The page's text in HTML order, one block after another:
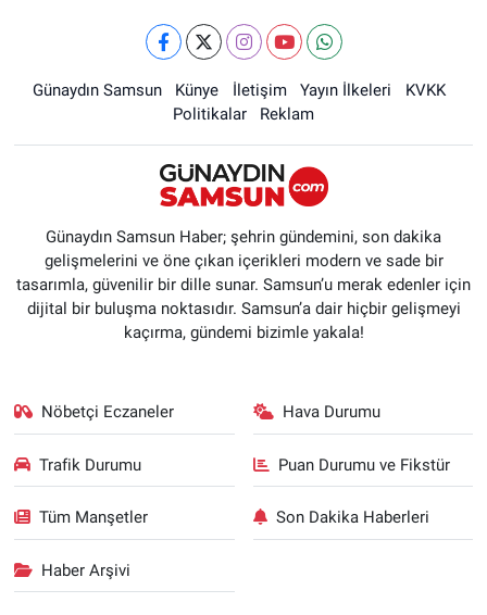
Günaydın Samsun Künye İletişim Yayın İlkeleri
KVKK
Politikalar
Reklam
Günaydın Samsun Haber; şehrin gündemini, son dakika
gelişmelerini ve öne çıkan içerikleri modern ve sade bir
tasarımla, güvenilir bir dille sunar. Samsun’u merak edenler için
dijital bir buluşma noktasıdır. Samsun’a dair hiçbir gelişmeyi
kaçırma, gündemi bizimle yakala!
Nöbetçi Eczaneler Hava Durumu
Trafik Durumu Puan Durumu ve Fikstür
Tüm Manşetler Son Dakika Haberleri
Haber Arşivi